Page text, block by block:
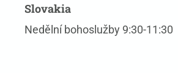
Slovakia
Nedělní bohoslužby 9:30-11:30